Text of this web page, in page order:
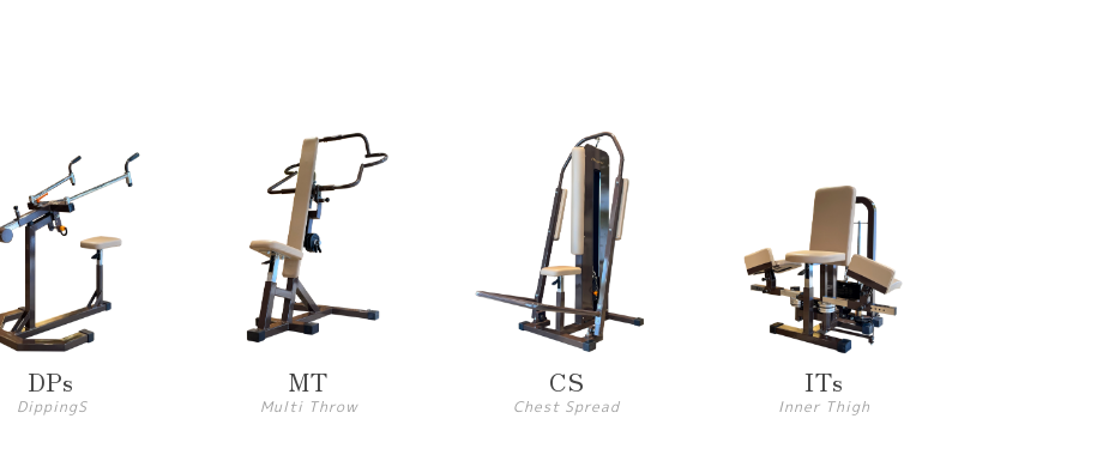
DPs
DippingS
MT
Multi Throw
CS
Chest Spread
ITs
Inner Thigh